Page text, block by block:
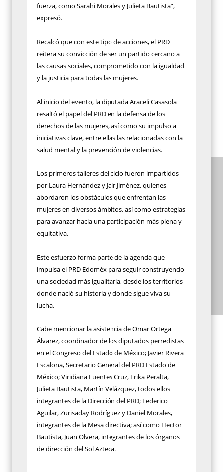
fuerza, como Sarahi Morales y Julieta Bautista”,
expresó.
Recalcó que con este tipo de acciones, el PRD
reitera su convicción de ser un partido cercano a
las causas sociales, comprometido con la igualdad
y la justicia para todas las mujeres.
Al inicio del evento, la diputada Araceli Casasola
resaltó el papel del PRD en la defensa de los
derechos de las mujeres, así como su impulso a
iniciativas clave, entre ellas las relacionadas con la
salud mental y la prevención de violencias.
Los primeros talleres del ciclo fueron impartidos
por Laura Hernández y Jair Jiménez, quienes
abordaron los obstáculos que enfrentan las
mujeres en diversos ámbitos, así como estrategias
para avanzar hacia una participación más plena y
equitativa.
Este esfuerzo forma parte de la agenda que
impulsa el PRD Edoméx para seguir construyendo
una sociedad más igualitaria, desde los territorios
donde nació su historia y donde sigue viva su
lucha.
Cabe mencionar la asistencia de Omar Ortega
Álvarez, coordinador de los diputados perredistas
en el Congreso del Estado de México; Javier Rivera
Escalona, Secretario General del PRD Estado de
México; Viridiana Fuentes Cruz, Erika Peralta,
Julieta Bautista, Martín Velázquez, todos ellos
integrantes de la Dirección del PRD; Federico
Aguilar, Zurisaday Rodríguez y Daniel Morales,
integrantes de la Mesa directiva; así como Hector
Bautista, Juan Olvera, integrantes de los órganos
de dirección del Sol Azteca.